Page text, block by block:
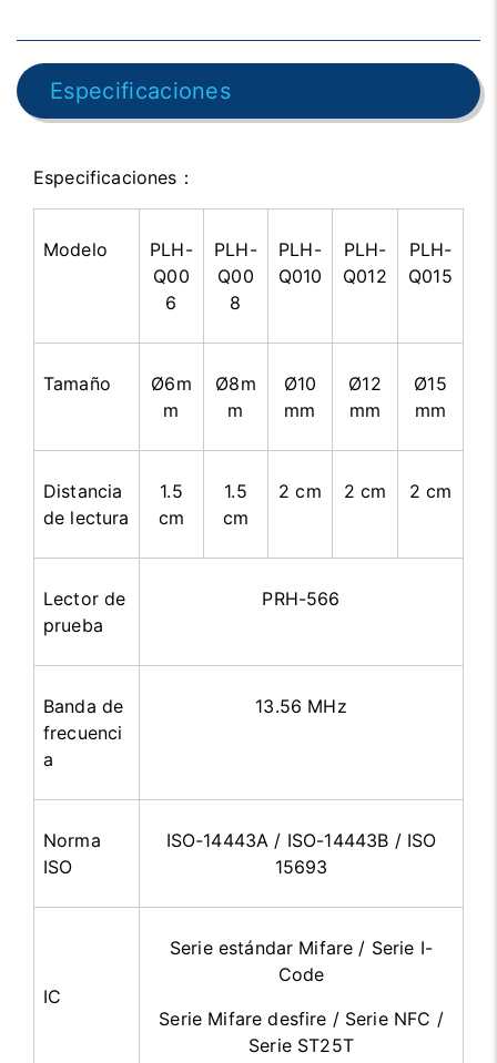
Especificaciones
Especificaciones ：
Modelo
PLH-
Q00
6
PLH-
Q00
8
PLH-
Q010
PLH-
Q012
PLH-
Q015
Tamaño
Ø6m
m
Ø8m
m
Ø10
mm
Ø12
mm
Ø15
mm
Distancia
de lectura
1.5
cm
1.5
cm
2 cm 2 cm 2 cm
Lector de
prueba
PRH-566
Banda de
frecuenci
a
13.56 MHz
Norma
ISO
ISO-14443A / ISO-14443B / ISO
15693
IC
Serie estándar Mifare / Serie I-
Code
Serie Mifare desfire / Serie NFC /
Serie ST25T